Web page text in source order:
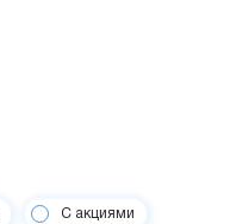
С акциями